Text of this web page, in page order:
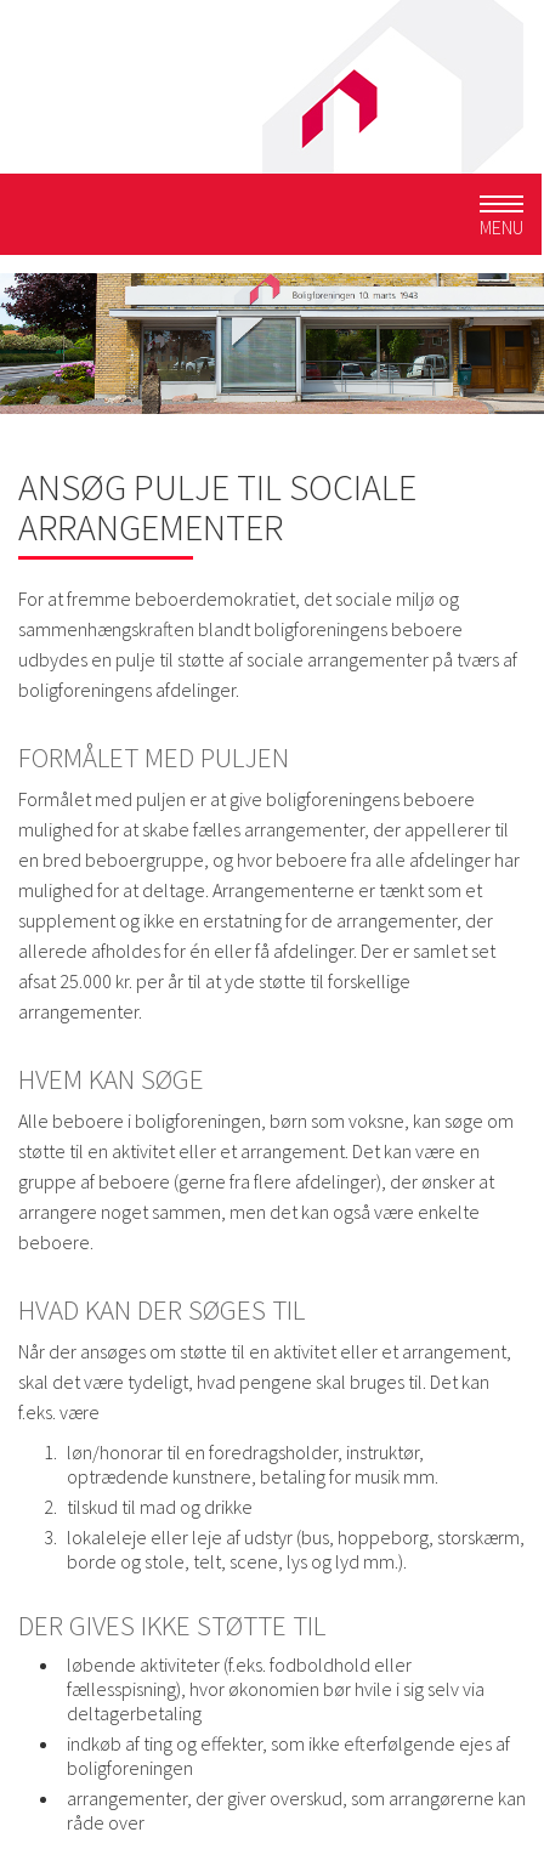
MENU
ANSØG PULJE TIL SOCIALE
ARRANGEMENTER
For at fremme beboerdemokratiet, det sociale miljø og
sammenhængskraften blandt boligforeningens beboere
udbydes en pulje til støtte af sociale arrangementer på tværs af
boligforeningens afdelinger.
FORMÅLET MED PULJEN
Formålet med puljen er at give boligforeningens beboere
mulighed for at skabe fælles arrangementer, der appellerer til
en bred beboergruppe, og hvor beboere fra alle afdelinger har
mulighed for at deltage. Arrangementerne er tænkt som et
supplement og ikke en erstatning for de arrangementer, der
allerede afholdes for én eller få afdelinger. Der er samlet set
afsat 25.000 kr. per år til at yde støtte til forskellige
arrangementer.
HVEM KAN SØGE
Alle beboere i boligforeningen, børn som voksne, kan søge om
støtte til en aktivitet eller et arrangement. Det kan være en
gruppe af beboere (gerne fra flere afdelinger), der ønsker at
arrangere noget sammen, men det kan også være enkelte
beboere.
HVAD KAN DER SØGES TIL
Når der ansøges om støtte til en aktivitet eller et arrangement,
skal det være tydeligt, hvad pengene skal bruges til. Det kan
f.eks. være
løn/honorar til en foredragsholder, instruktør,
optrædende kunstnere, betaling for musik mm.
tilskud til mad og drikke
lokaleleje eller leje af udstyr (bus, hoppeborg, storskærm,
borde og stole, telt, scene, lys og lyd mm.).
DER GIVES IKKE STØTTE TIL
løbende aktiviteter (f.eks. fodboldhold eller
fællesspisning), hvor økonomien bør hvile i sig selv via
deltagerbetaling
indkøb af ting og effekter, som ikke efterfølgende ejes af
boligforeningen
arrangementer, der giver overskud, som arrangørerne kan
råde over